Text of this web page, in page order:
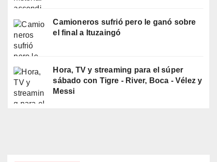
Camioneros sufrió pero le ganó sobre
el final a Ituzaingó
Hora, TV y streaming para el súper
sábado con Tigre - River, Boca - Vélez y
Messi